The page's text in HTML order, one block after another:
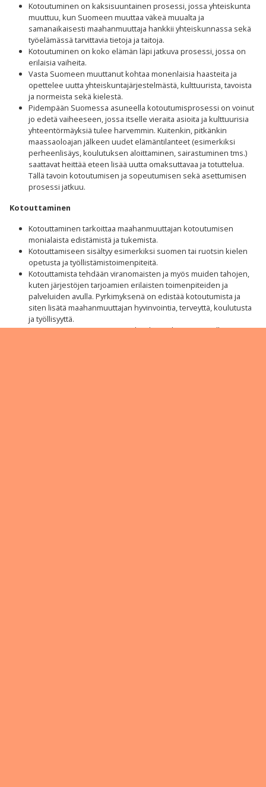
Kotoutuminen on kaksisuuntainen prosessi, jossa yhteiskunta
muuttuu, kun Suomeen muuttaa väkeä muualta ja
samanaikaisesti maahanmuuttaja hankkii yhteiskunnassa sekä
työelämässä tarvittavia tietoja ja taitoja.
Kotoutuminen on koko elämän läpi jatkuva prosessi, jossa on
erilaisia vaiheita.
Vasta Suomeen muuttanut kohtaa monenlaisia haasteita ja
opettelee uutta yhteiskuntajärjestelmästä, kulttuurista, tavoista
ja normeista sekä kielestä.
Pidempään Suomessa asuneella kotoutumisprosessi on voinut
jo edetä vaiheeseen, jossa itselle vieraita asioita ja kulttuurisia
yhteentörmäyksiä tulee harvemmin. Kuitenkin, pitkänkin
maassaoloajan jälkeen uudet elämäntilanteet (esimerkiksi
perheenlisäys, koulutuksen aloittaminen, sairastuminen tms.)
saattavat heittää eteen lisää uutta omaksuttavaa ja totuttelua.
Tällä tavoin kotoutumisen ja sopeutumisen sekä asettumisen
prosessi jatkuu.
Kotouttaminen
Kotouttaminen tarkoittaa maahanmuuttajan kotoutumisen
monialaista edistämistä ja tukemista.
Kotouttamiseen sisältyy esimerkiksi suomen tai ruotsin kielen
opetusta ja työllistämistoimenpiteitä.
Kotouttamista tehdään viranomaisten ja myös muiden tahojen,
kuten järjestöjen tarjoamien erilaisten toimenpiteiden ja
palveluiden avulla. Pyrkimyksenä on edistää kotoutumista ja
siten lisätä maahanmuuttajan hyvinvointia, terveyttä, koulutusta
ja työllisyyttä.
Kotouttamisen tavoitteena on luoda maahanmuuttajalle